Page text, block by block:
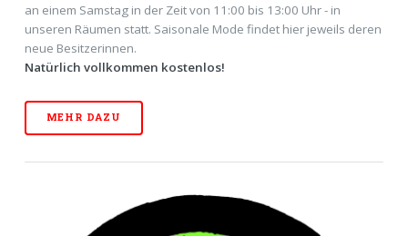
an einem Samstag in der Zeit von 11:00 bis 13:00 Uhr - in
unseren Räumen statt. Saisonale Mode findet hier jeweils deren
neue Besitzerinnen.
Natürlich vollkommen kostenlos!
MEHR DAZU